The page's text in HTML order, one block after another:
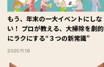
もう、年末の一大イベントにしな
い！ プロが教える、大掃除を劇的
にラクにする“３つの新常識”
2025.11.18